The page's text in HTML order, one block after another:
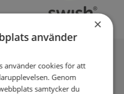
stripe
×
använder
använder cookies för att
Genom
samtycker du